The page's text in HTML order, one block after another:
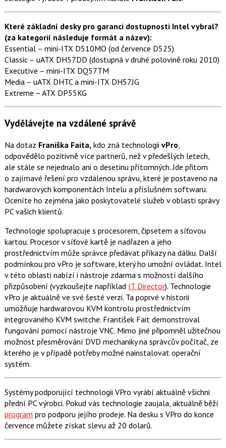
Které základní desky pro garanci dostupnosti Intel vybral?
(za kategorií následuje formát a název):
Essential – mini-ITX D510MO (od července D525)
Classic – uATX DH57DD (dostupná v druhé polovině roku 2010)
Executive – mini-ITX DQ57TM
Media – uATX DHTC a mini-ITX DH57JG
Extreme – ATX DP55KG
Vydělávejte na vzdálené správě
Na dotaz Franiška Faita,kdo zná technologii vPro,
odpovědělo pozitivně více partnerů, než v předešlých letech,
ale stále se nejednalo ani o desetinu přítomných. Jde přitom
o zajímavé řešení pro vzdálenou správu, které je postaveno na
hardwarových komponentách Intelu a příslušném softwaru.
Oceníte ho zejména jako poskytovatelé služeb v oblasti správy
PC vašich klientů.
Technologie spolupracuje s procesorem, čipsetem a síťovou
kartou. Procesor v síťové kartě je nadřazen a jeho
prostřednictvím může správce předávat příkazy na dálku. Další
podmínkou pro vPro je software, který ho umožní ovládat. Intel
v této oblasti nabízí i nástroje zdarma s možností dalšího
přizpůsobení (vyzkoušejte například IT Director). Technologie
vPro je aktuálně ve své šesté verzi. Ta poprvé v historii
umožňuje hardwarovou KVM kontrolu prostřednictvím
integrovaného KVM switche. František Fait demonstroval
fungování pomocí nástroje VNC. Mimo jiné připomněl užitečnou
možnost přesměrování DVD mechaniky na správcův počítač, ze
kterého je v případě potřeby možné nainstalovat operační
systém.
Systémy podporující technologii VPro vyrábí aktuálně všichni
přední PC výrobci. Pokud vás technologie zaujala, aktuálně běží
program pro podporu jejího prodeje. Na desku s VPro do konce
července můžete získat slevu až 20 dolarů.